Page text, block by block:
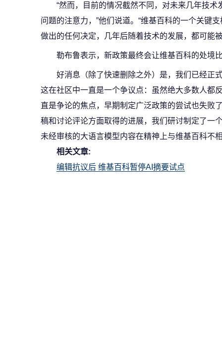
“然而，目前的情况截然不同，对未来几年技
问题的注意力，”他们说道。“维基百科的一个关键
做出的任何决定，几年后随着技术的发展，都可能
勒布鲁表示，新政策最终会让维基百科的处境
好消息（除了快速删除之外）是，我们已经正
这在社区中一直是一个争议点：虽然绝大多数人都
直是争论的焦点，早期制定广泛政策的尝试也失败
稿和讨论评论方面取得的进展，我们研讨制定了一
未经审核的大语言模型内容在精神上与维基百科不
相关文章:
编辑抗议后 维基百科暂停AI摘要试点